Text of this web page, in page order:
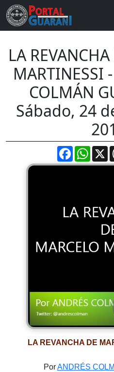
LA
MARTINESSI
COLMÁN
Sábado, 24
Facebook X
LA REVANCHA DE
PorANDRÉS